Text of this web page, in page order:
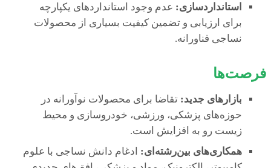
استانداردسازی: عدم وجود استانداردهای یکپارچه
برای ارزیابی و تضمین کیفیت بسیاری از محصولات
نساجی فناورانه.
فرصت‌ها
بازارهای جدید: تقاضا برای محصولات نوآورانه در
حوزه‌های پزشکی، ورزشی، خودروسازی و محیط
زیست رو به افزایش است.
همکاری‌های بین‌رشته‌ای: ادغام دانش نساجی با علوم